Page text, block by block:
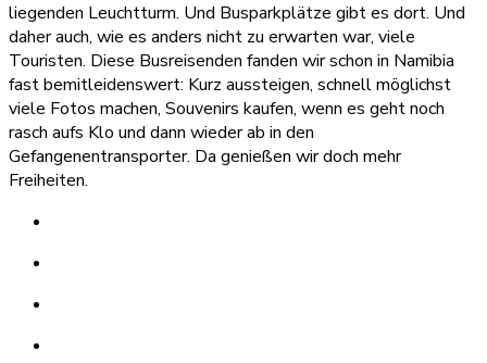
liegenden Leuchtturm. Und Busparkplätze gibt es dort. Und
daher auch, wie es anders nicht zu erwarten war, viele
Touristen. Diese Busreisenden fanden wir schon in Namibia
fast bemitleidenswert: Kurz aussteigen, schnell möglichst
viele Fotos machen, Souvenirs kaufen, wenn es geht noch
rasch aufs Klo und dann wieder ab in den
Gefangenentransporter. Da genießen wir doch mehr
Freiheiten.